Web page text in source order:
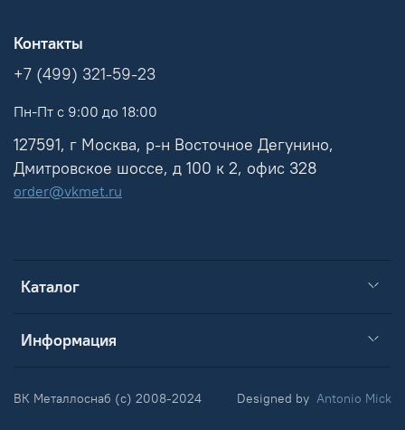
Каталог
Информация
Контакты
+7 (499) 321-59-23
Пн-Пт с 9:00 до 18:00
127591, г Москва, р-н Восточное Дегунино,
Дмитровское шоссе, д 100 к 2, офис 328
order@vkmet.ru
ВК Металлоснаб (c) 2008-2024 Designed by Antonio Mick